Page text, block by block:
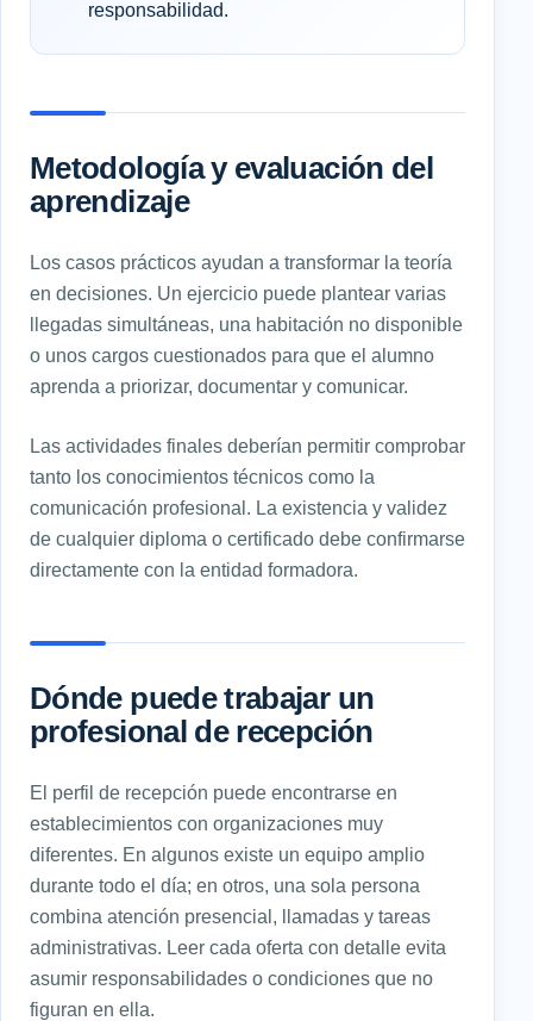
responsabilidad.
Metodología y evaluación del
aprendizaje
Los casos prácticos ayudan a transformar la teoría
en decisiones. Un ejercicio puede plantear varias
llegadas simultáneas, una habitación no disponible
o unos cargos cuestionados para que el alumno
aprenda a priorizar, documentar y comunicar.
Las actividades finales deberían permitir comprobar
tanto los conocimientos técnicos como la
comunicación profesional. La existencia y validez
de cualquier diploma o certificado debe confirmarse
directamente con la entidad formadora.
Dónde puede trabajar un
profesional de recepción
El perfil de recepción puede encontrarse en
establecimientos con organizaciones muy
diferentes. En algunos existe un equipo amplio
durante todo el día; en otros, una sola persona
combina atención presencial, llamadas y tareas
administrativas. Leer cada oferta con detalle evita
asumir responsabilidades o condiciones que no
figuran en ella.